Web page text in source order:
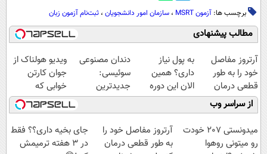
برچسب ها: آزمون MSRT ، سازمان امور دانشجویان ، ثبت‌نام آزمون زبان
مطالب پیشنهادی
آرتروز مفاصل
خود را به طور
قطعی درمان
کنید!
◗پرسش‌نامه◖
به پول نیاز
داری؟ همین
الان این دوره
رایگان رو شرکت
کن تا دیر نشده!
دندان مصنوعی
سوئیسی:
جدیدترین
فناوری اروپا،
سبک و مقاوم |
پرداخت قسطی
ویدیو هولناک از
جوان کارتن
خوابی که
میلیاردر شد.
آموزش رایگان
از سراسر وب
میدونستی 207 خودت
رو میتونی روهوا
آرتروز مفاصل خود را
به طور قطعی درمان
جای بخیه داری؟؟ فقط
در 3 هفته ترمیمش